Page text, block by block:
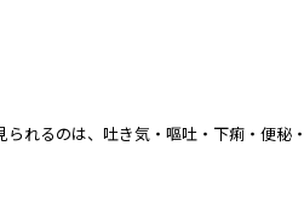
られるのは、吐き気・嘔吐・下痢・便